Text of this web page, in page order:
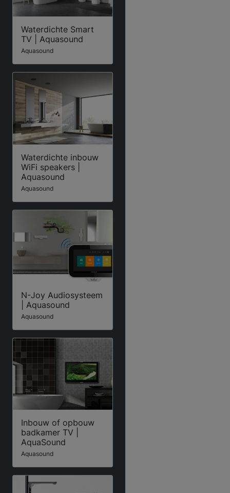
Waterdichte Smart
TV | Aquasound
Aquasound
Waterdichte inbouw
WiFi speakers |
Aquasound
Aquasound
N-Joy Audiosysteem
| Aquasound
Aquasound
Inbouw of opbouw
badkamer TV |
AquaSound
Aquasound